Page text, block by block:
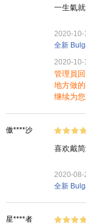
一生氣
2020-10-
2020-10-
管理員
地方做
继续为
傲****沙
喜欢戴
2020-08-
全新
星****者